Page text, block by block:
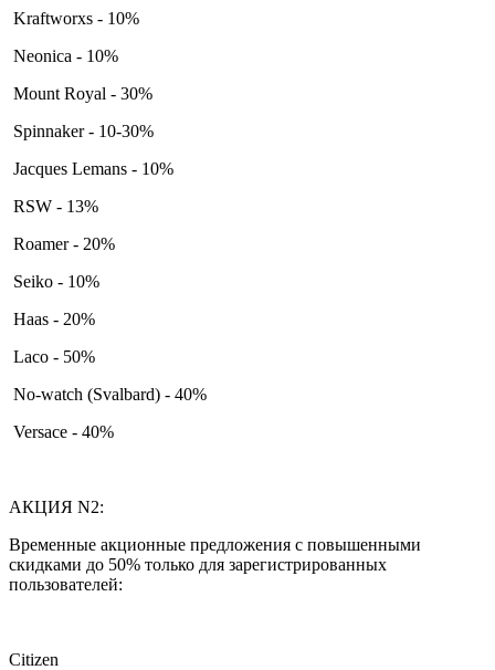
Kraftworxs - 10%
Neonica - 10%
Mount Royal - 30%
Spinnaker - 10-30%
Jacques Lemans - 10%
RSW - 13%
Roamer - 20%
Seiko - 10%
Haas - 20%
Laco - 50%
No-watch (Svalbard) - 40%
Versace - 40%
АКЦИЯ N2:
Временные акционные предложения с повышенными
скидками до 50% только для зарегистрированных
пользователей:
Citizen